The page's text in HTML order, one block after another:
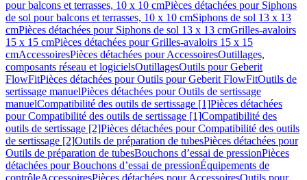
pour balcons et terrasses, 10 x 10 cmPièces détachées pour Siphons
de sol pour balcons et terrasses, 10 x 10 cmSiphons de sol 13 x 13
cmPièces détachées pour Siphons de sol 13 x 13 cmGrilles-avaloirs
15 x 15 cmPièces détachées pour Grilles-avaloirs 15 x 15
cmAccessoiresPièces détachées pour AccessoiresOutillages,
composants réseau et logicielsOutillagesOutils pour Geberit
FlowFitPièces détachées pour Outils pour Geberit FlowFitOutils de
sertissage manuelPièces détachées pour Outils de sertissage
manuelCompatibilité des outils de sertissage [1]Pièces détachées
pour Compatibilité des outils de sertissage [1]Compatibilité des
outils de sertissage [2]Pièces détachées pour Compatibilité des outils
de sertissage [2]Outils de préparation de tubesPièces détachées pour
Outils de préparation de tubesBouchons d’essai de pressionPièces
détachées pour Bouchons d’essai de pressionÉquipements de
contrôleAccessoiresPièces détachées pour AccessoiresOutils pour